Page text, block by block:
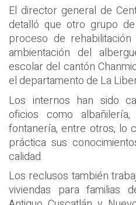
El director general de
detalló que otro grupo
proceso de
ambientación del
escolar del cantón
el departamento de La
Los internos han sido
oficios como albañilería,
fontanería, entre otros, lo
práctica sus
calidad.
Los reclusos también
viviendas para familias